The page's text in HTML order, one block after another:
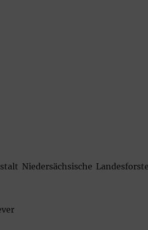
Niedersächsische